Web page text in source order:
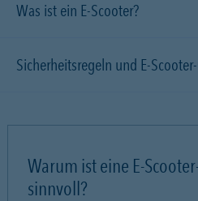
Was ist ein E-Scooter?
Sicherheitsregeln und E-
Warum ist eine E-
sinnvoll?